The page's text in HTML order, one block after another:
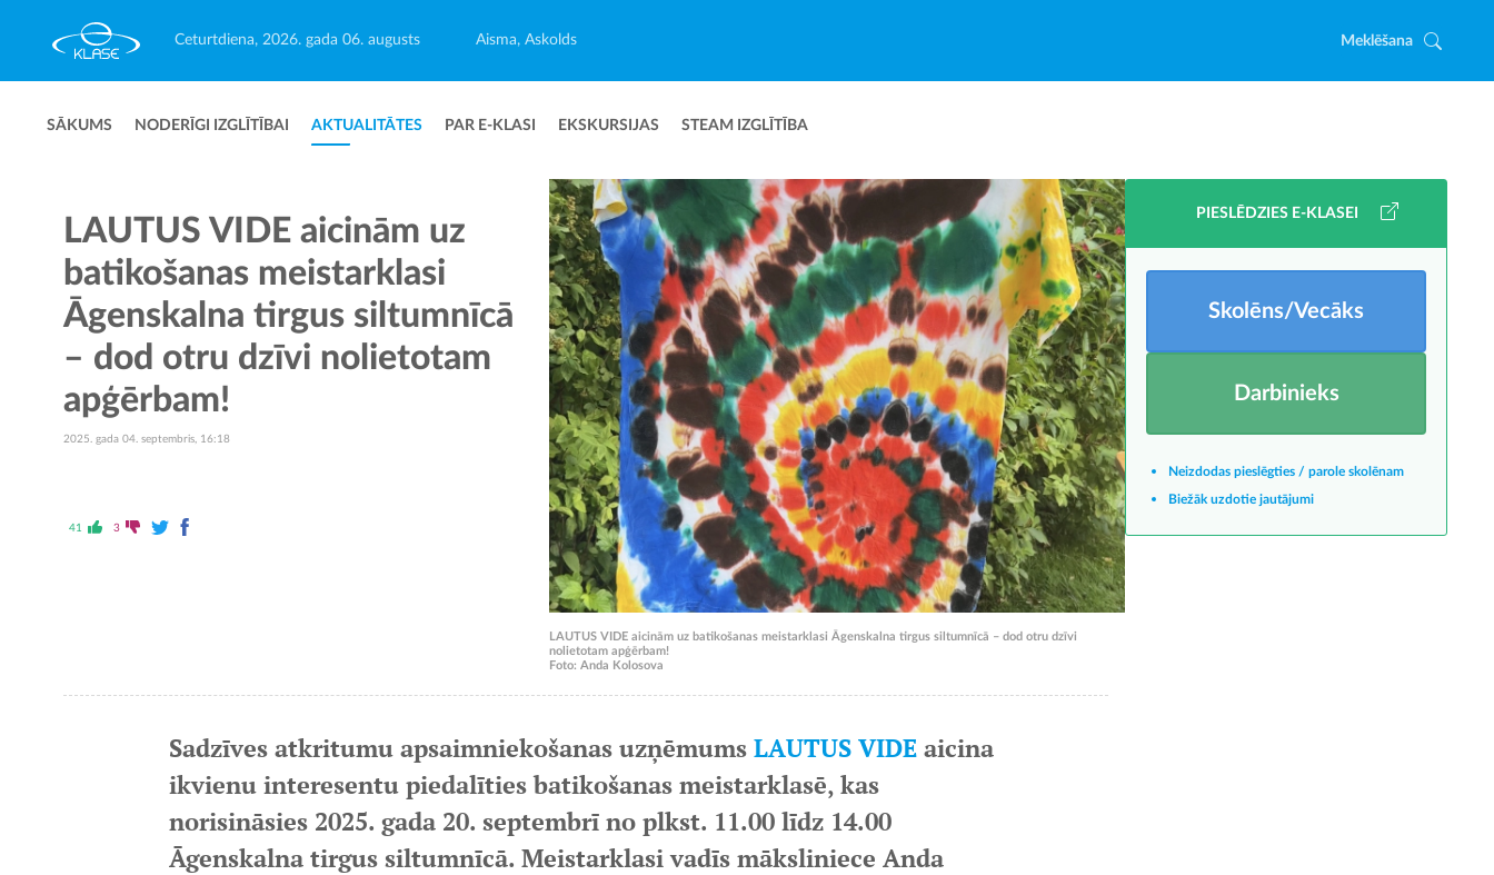
Ceturtdiena, 2026. gada 06. augusts Aisma, Askolds Meklēšana
SĀKUMS NODERĪGI IZGLĪTĪBAI AKTUALITĀTES PAR E-KLASI EKSKURSIJAS STEAM IZGLĪTĪBA
LAUTUS VIDE aicinām uz
batikošanas meistarklasi
Āgenskalna tirgus siltumnīcā
– dod otru dzīvi nolietotam
apģērbam!
2025. gada 04. septembris, 16:18
41 3
LAUTUS VIDE aicinām uz batikošanas meistarklasi Āgenskalna tirgus siltumnīcā – dod otru dzīvi
nolietotam apģērbam!
Foto: Anda Kolosova
Sadzīves atkritumu apsaimniekošanas uzņēmums LAUTUS VIDE aicina
ikvienu interesentu piedalīties batikošanas meistarklasē, kas
norisināsies 2025. gada 20. septembrī no plkst. 11.00 līdz 14.00
Āgenskalna tirgus siltumnīcā. Meistarklasi vadīs māksliniece Anda
PIESLĒDZIES E-KLASEI
Skolēns/Vecāks
Darbinieks
Neizdodas pieslēgties / parole skolēnam
Biežāk uzdotie jautājumi